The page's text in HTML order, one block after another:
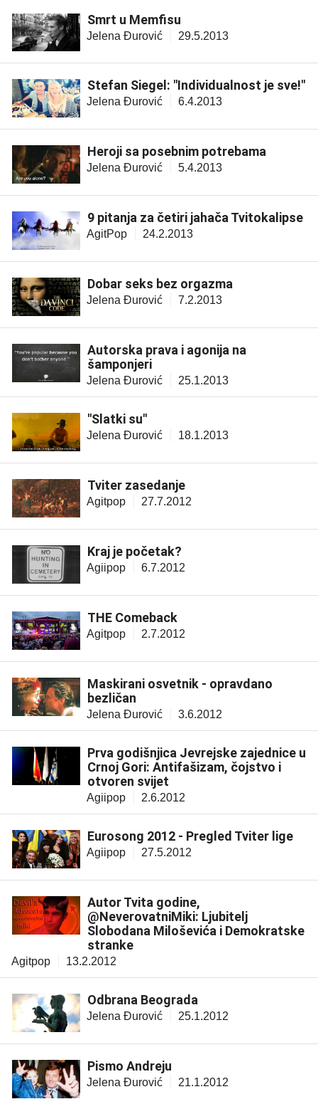
Smrt u Memfisu
Jelena Đurović 29.5.2013
Stefan Siegel: "Individualnost je sve!"
Jelena Đurović 6.4.2013
Heroji sa posebnim potrebama
Jelena Đurović 5.4.2013
9 pitanja za četiri jahača Tvitokalipse
AgitPop 24.2.2013
Dobar seks bez orgazma
Jelena Đurović 7.2.2013
Autorska prava i agonija na
šamponjeri
Jelena Đurović 25.1.2013
"Slatki su"
Jelena Đurović 18.1.2013
Tviter zasedanje
Agitpop 27.7.2012
Kraj je početak?
Agiipop 6.7.2012
THE Comeback
Agitpop 2.7.2012
Maskirani osvetnik - opravdano
bezličan
Jelena Đurović 3.6.2012
Prva godišnjica Jevrejske zajednice u
Crnoj Gori: Antifašizam, čojstvo i
otvoren svijet
Agiipop 2.6.2012
Eurosong 2012 - Pregled Tviter lige
Agiipop 27.5.2012
Autor Tvita godine,
@NeverovatniMiki: Ljubitelj
Slobodana Miloševića i Demokratske
stranke
Agitpop 13.2.2012
Odbrana Beograda
Jelena Đurović 25.1.2012
Pismo Andreju
Jelena Đurović 21.1.2012